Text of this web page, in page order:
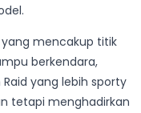
mencakup titik
berkendara,
yang lebih sporty
tetapi menghadirkan